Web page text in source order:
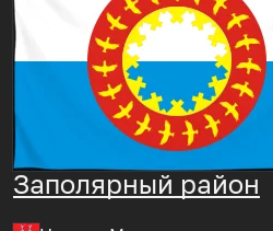
Заполярный район